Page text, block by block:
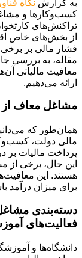
به گزارش نگاه
کسب‌وکارها و
تراکنش‌های
از بخش‌های خاص
فشار مالی بر برخی
مقاله، به بررسی
معافیت مالیاتی
ارائه می‌دهیم.
مشاغل معاف از
همان‌طور که
مالی دولت،
پرداخت مالیات بر
این حال، برخی از
هستند. این
برای میزان درآمد
دسته‌بندی
فعالیت‌های
دانشگاه‌ها و